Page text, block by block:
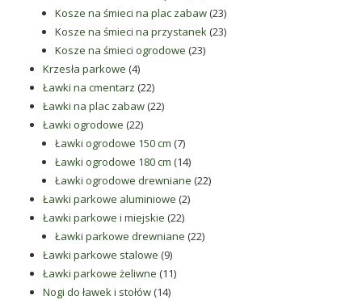
produkty
Kosze na śmieci na plac zabaw 2323
produkty
Kosze na śmieci na przystanek 2323
Kosze na śmieci ogrodowe 2323
Krzesła parkowe 44
produkty
Ławki na cmentarz 2222
produkty
Ławki na plac zabaw 2222
Ławki ogrodowe 2222
produkty
Ławki ogrodowe 150 cm 77
produktów
Ławki ogrodowe 180 cm 1414
produktów
Ławki ogrodowe drewniane 2222
Ławki parkowe aluminiowe 22
Ławki parkowe i miejskie 2222
produkty
Ławki parkowe drewniane 2222
Ławki parkowe stalowe 99
produktów
Ławki parkowe żeliwne 1111
Nogi do ławek i stołów 1414